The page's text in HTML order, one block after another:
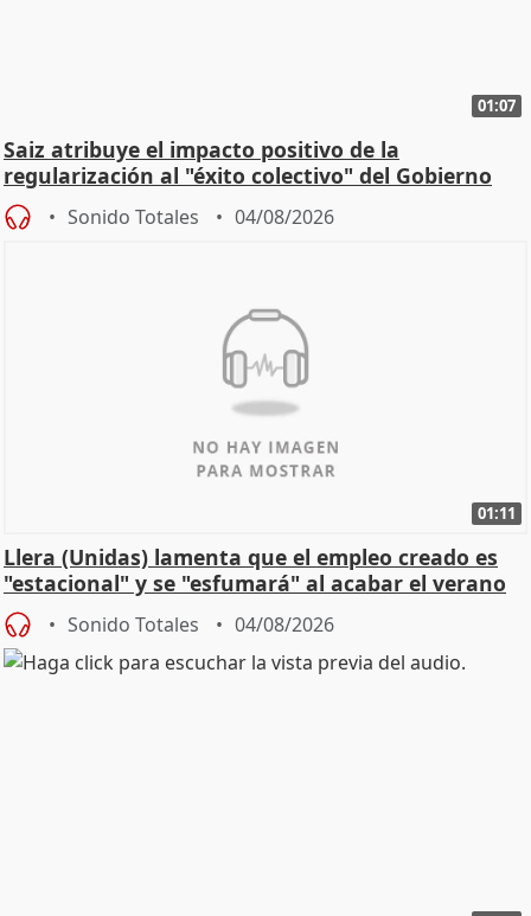
01:07
Saiz atribuye el impacto positivo de la
regularización al "éxito colectivo" del Gobierno
Sonido Totales 04/08/2026
01:11
Llera (Unidas) lamenta que el empleo creado es
"estacional" y se "esfumará" al acabar el verano
Sonido Totales 04/08/2026